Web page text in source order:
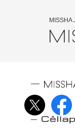
MISSHA